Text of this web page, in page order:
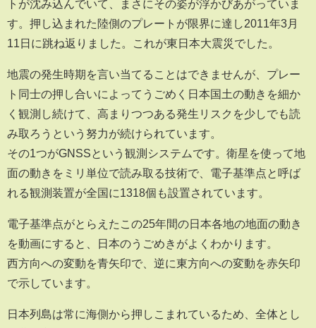
トが沈み込んでいて、まさにその姿が浮かびあがっていま
す。押し込まれた陸側のプレートが限界に達し2011年3月
11日に跳ね返りました。これが東日本大震災でした。
地震の発生時期を言い当てることはできませんが、プレー
ト同士の押し合いによってうごめく日本国土の動きを細か
く観測し続けて、高まりつつある発生リスクを少しでも読
み取ろうという努力が続けられています。
その1つがGNSSという観測システムです。衛星を使って地
面の動きをミリ単位で読み取る技術で、電子基準点と呼ば
れる観測装置が全国に1318個も設置されています。
電子基準点がとらえたこの25年間の日本各地の地面の動き
を動画にすると、日本のうごめきがよくわかります。
西方向への変動を青矢印で、逆に東方向への変動を赤矢印
で示しています。
日本列島は常に海側から押しこまれているため、全体とし